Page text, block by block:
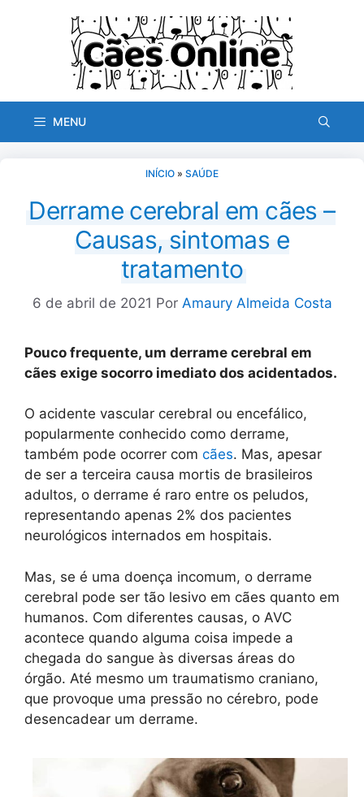
MENU
INÍCIO » SAÚDE
Derrame cerebral em cães –
Causas, sintomas e
tratamento
6 de abril de 2021 Por Amaury Almeida Costa
Pouco frequente, um derrame cerebral em
cães exige socorro imediato dos acidentados.
O acidente vascular cerebral ou encefálico,
popularmente conhecido como derrame,
também pode ocorrer com cães. Mas, apesar
de ser a terceira causa mortis de brasileiros
adultos, o derrame é raro entre os peludos,
representando apenas 2% dos pacientes
neurológicos internados em hospitais.
Mas, se é uma doença incomum, o derrame
cerebral pode ser tão lesivo em cães quanto em
humanos. Com diferentes causas, o AVC
acontece quando alguma coisa impede a
chegada do sangue às diversas áreas do
órgão. Até mesmo um traumatismo craniano,
que provoque uma pressão no cérebro, pode
desencadear um derrame.